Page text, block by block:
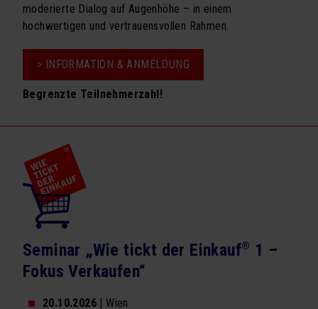
moderierte Dialog auf Augenhöhe – in einem
hochwertigen und vertrauensvollen Rahmen.
> INFORMATION & ANMELDUNG
Begrenzte Teilnehmerzahl!
Seminar „Wie tickt der Einkauf® 1 –
Fokus Verkaufen“
20.10.2026 | Wien